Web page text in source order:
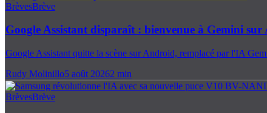
BrèvesBrève
Google Assistant disparaît : bienvenue à Gemini
Google Assistant quitte la scène sur Android, remplacé par l'IA
Rudy Molinillo5 août 20262 min
BrèvesBrève